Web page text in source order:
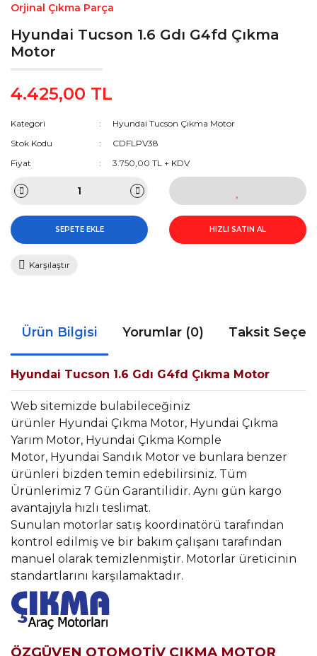
Orjinal Çıkma Parça
Hyundai Tucson 1.6 Gdı G4fd Çıkma
Motor
4.425,00 TL
Kategori
Hyundai Tucson Çıkma Motor
Stok Kodu
CDFLPV38
Fiyat
3.750,00 TL + KDV
SEPETE EKLE HIZLI SATIN AL
Karşılaştır
Ürün Bilgisi Yorumlar (0) Taksit
Hyundai Tucson 1.6 Gdı G4fd Çıkma Motor
Web sitemizde bulabileceğiniz
ürünler Hyundai Çıkma Motor, Hyundai Çıkma
Yarım Motor, Hyundai Çıkma Komple
Motor, Hyundai Sandık Motor ve bunlara benzer
ürünleri bizden temin edebilirsiniz. Tüm
Ürünlerimiz 7 Gün Garantilidir. Aynı gün kargo
avantajıyla hızlı teslimat.
Sunulan motorlar satış koordinatörü tarafından
kontrol edilmiş ve bir bakım çalışanı tarafından
manuel olarak temizlenmiştir. Motorlar üreticinin
standartlarını karşılamaktadır.
ÖZGÜVEN OTOMOTİV ÇIKMA MOTOR